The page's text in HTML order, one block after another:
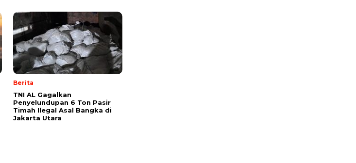
Berita
TNI AL Gagalkan
Penyelundupan 6 Ton Pasir
Timah Ilegal Asal Bangka di
Jakarta Utara